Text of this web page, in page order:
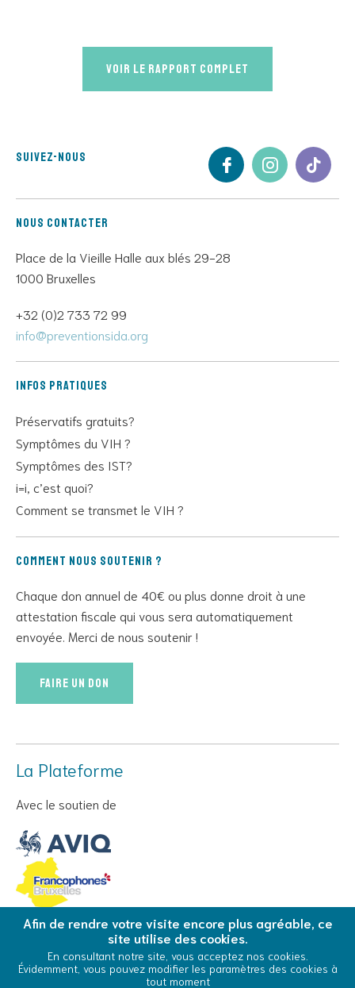
Voir le rapport complet
Suivez-nous
Nous contacter
Place de la Vieille Halle aux blés 29-28
1000 Bruxelles
+32 (0)2 733 72 99
info@preventionsida.org
Infos pratiques
Préservatifs gratuits?
Symptômes du VIH ?
Symptômes des IST?
i=i, c’est quoi?
Comment se transmet le VIH ?
Comment nous soutenir ?
Chaque don annuel de 40€ ou plus donne droit à une
attestation fiscale qui vous sera automatiquement
envoyée. Merci de nous soutenir !
Faire un don
La Plateforme
Avec le soutien de
© Copyright 2026 La Plateforme - Tous droits réservés
Conditions Générales d’Utilisation
Cookies
Afin de rendre votre visite encore plus agréable, ce
site utilise des cookies.
En consultant notre site, vous acceptez nos cookies.
Évidemment, vous pouvez modifier les paramètres des cookies à
tout moment